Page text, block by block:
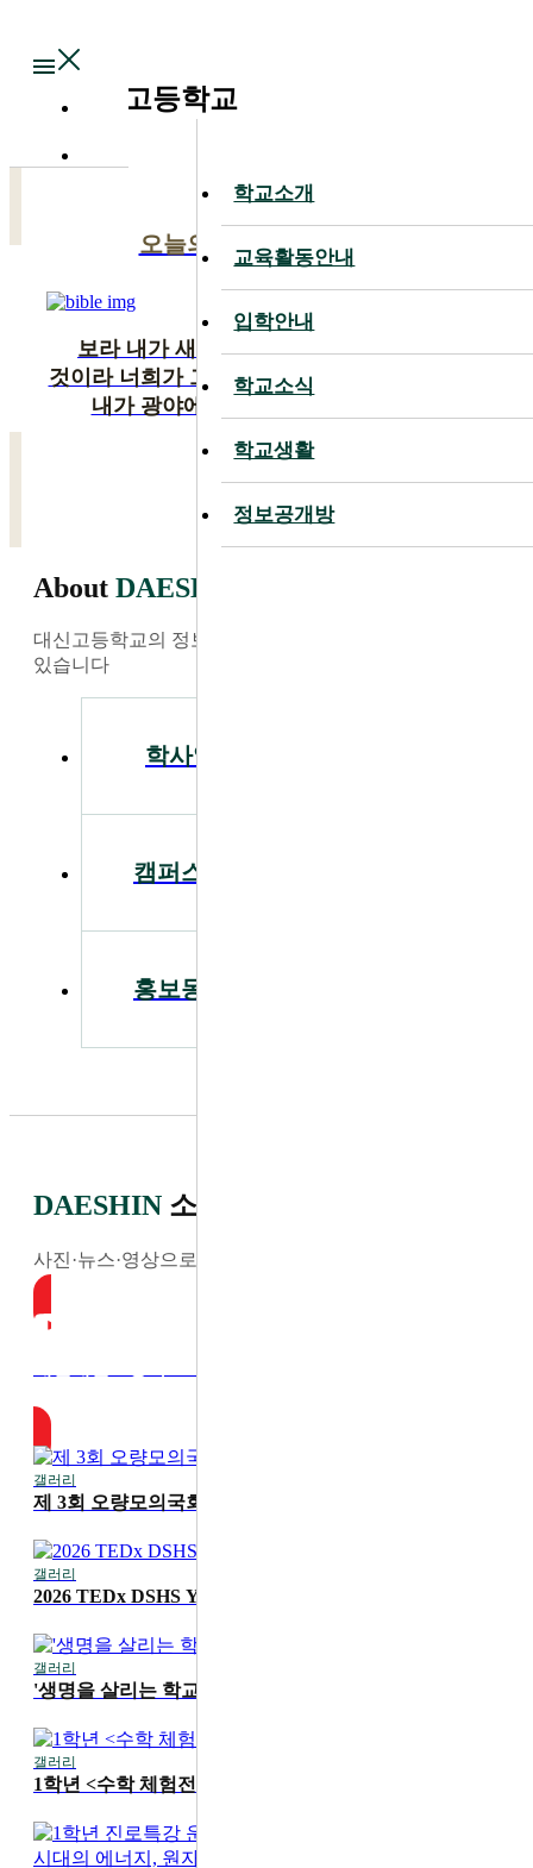
학교소개
교육활동안내
입학안내
학교소식
학교생활
정보공개방
학교소개
교육활동안내
입학안내
학교소식
학교생활
정보공개방
대전대신고등학교
오늘의 말씀
보라 내가 새 일을 행하리니 이제 나타낼
것이라 너희가 그것을 알지 못하겠느냐 반드시
내가 광야에 길을 사막에 강을 내리니
이사야 43:19
About DAESHIN
대신고등학교의 정보와 소식을 가장 빠르게 찾아보실 수
있습니다
학사일정
캠퍼스투어
홍보동영상
DAESHIN 소식
사진·뉴스·영상으로 전하는 최신 소식
갤러리
제 3회 오량모의국회
갤러리
2026 TEDx DSHS Youth '디딤'
갤러리
'생명을 살리는 학교' 1학기 무지개 교실 진행
갤러리
1학년 <수학 체험전> 운영